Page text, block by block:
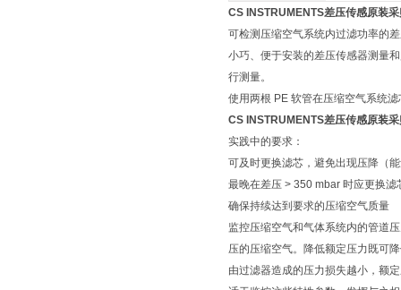
CS INSTRUMENTS差压传感原装
可检测压缩空气系统内过滤功率的
小巧、便于安装的差压传感器测量
行测量。
使用两根 PE 软管在压缩空气系统
CS INSTRUMENTS差压传感原装
实践中的要求：
可及时更换滤芯，避免出现压降（
最晚在差压 > 350 mbar 时应更换滤
确保持续达到要求的压缩空气质量
监控压缩空气和气体系统内的管道
压的压缩空气。降低额定压力既可
由过滤器造成的压力损失越小，额